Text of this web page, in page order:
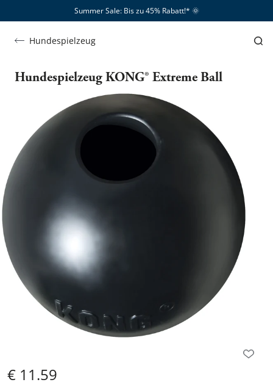
Summer Sale: Bis zu 45% Rabatt!*​ 🌞
Hundespielzeug
Hundespielzeug KONG® Extreme Ball
€ 11.59